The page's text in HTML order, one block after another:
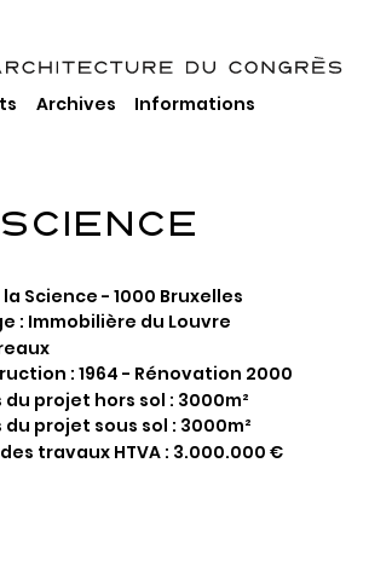
Archives Informations
SCIENCE
Science - 1000 Bruxelles
: Immobilière du Louvre
: 1964 - Rénovation 2000
projet hors sol : 3000m²
projet sous sol : 3000m²
travaux HTVA : 3.000.000 €